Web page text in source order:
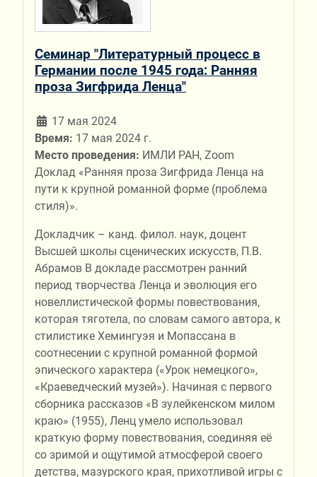
Семинар "Литературный процесс в
Германии после 1945 года: Ранняя
проза Зигфрида Ленца"
17 мая 2024
Время: 17 мая 2024 г.
Место проведения: ИМЛИ РАН, Zoom
Доклад «Ранняя проза Зигфрида Ленца на
пути к крупной романной форме (проблема
стиля)».
Докладчик – канд. филол. наук, доцент
Высшей школы сценических искусств, П.В.
Абрамов В докладе рассмотрен ранний
период творчества Ленца и эволюция его
новеллистической формы повествования,
которая тяготела, по словам самого автора, к
стилистике Хемингуэя и Мопассана в
соотнесении с крупной романной формой
эпического характера («Урок немецкого»,
«Краеведческий музей»). Начиная с первого
сборника рассказов «В зулейкенском милом
краю» (1955), Ленц умело использовал
краткую форму повествования, соединяя её
со зримой и ощутимой атмосферой своего
детства, мазурского края, прихотливой игры с